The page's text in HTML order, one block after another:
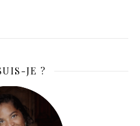
JE ?